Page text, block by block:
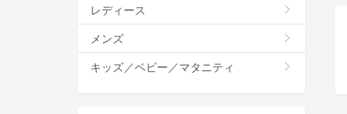
レディース
メンズ
キッズ／ベビー／マタニティ